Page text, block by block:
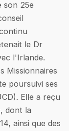
son 25e
le Dr
l'Irlande.
Missionnaires
poursuivi ses
Elle a reçu
dont la
ainsi que des